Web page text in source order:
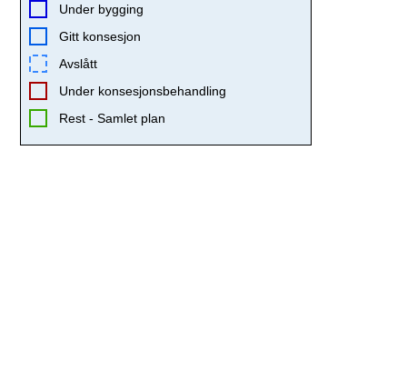
Under bygging
Gitt konsesjon
Avslått
Under konsesjonsbehandling
Rest - Samlet plan